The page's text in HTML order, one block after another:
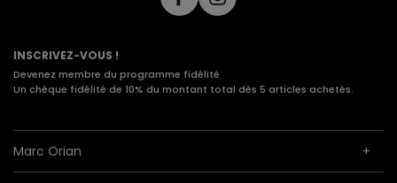
INSCRIVEZ-VOUS !
Devenez membre du programme fidélité
Un chèque fidélité de 10% du montant total dès 5 articles achetés.
Marc Orian